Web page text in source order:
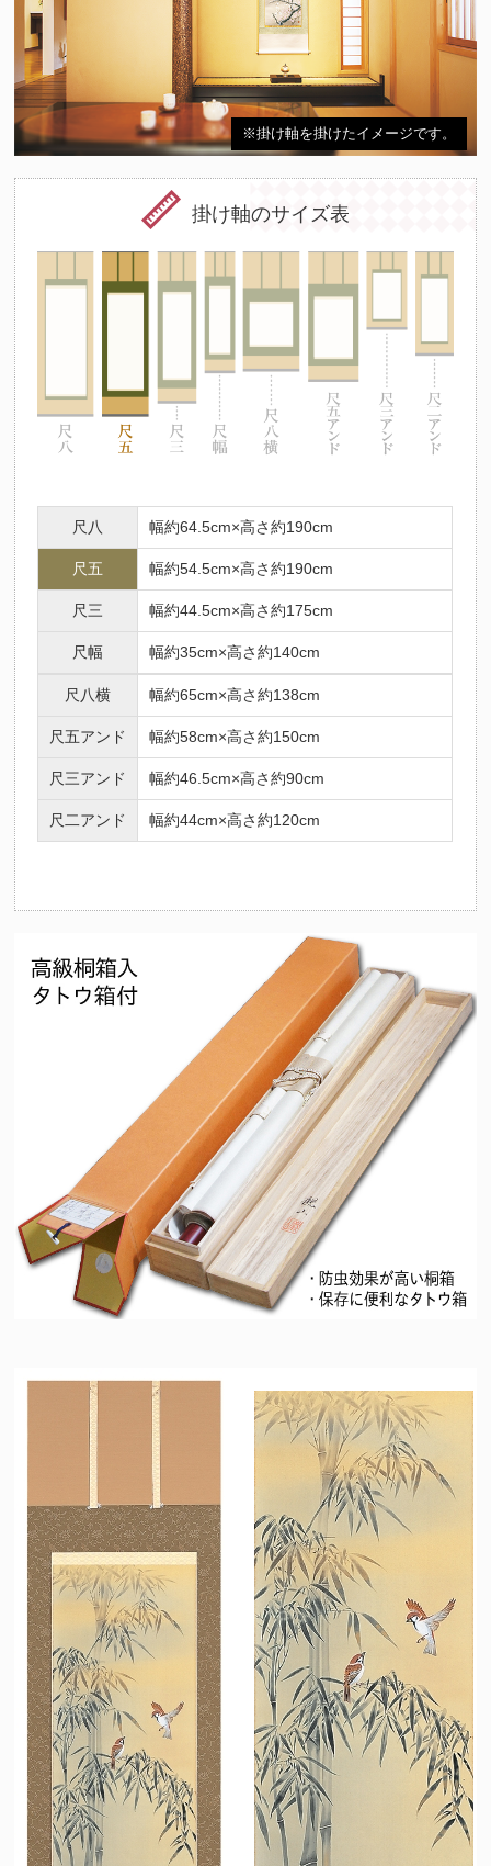
※掛け軸を掛けたイメージです。
掛け軸のサイズ表
尺八 幅約64.5cm×高さ約190cm
尺五 幅約54.5cm×高さ約190cm
尺三 幅約44.5cm×高さ約175cm
尺幅 幅約35cm×高さ約140cm
尺八横 幅約65cm×高さ約138cm
尺五アンド 幅約58cm×高さ約150cm
尺三アンド 幅約46.5cm×高さ約90cm
尺二アンド 幅約44cm×高さ約120cm